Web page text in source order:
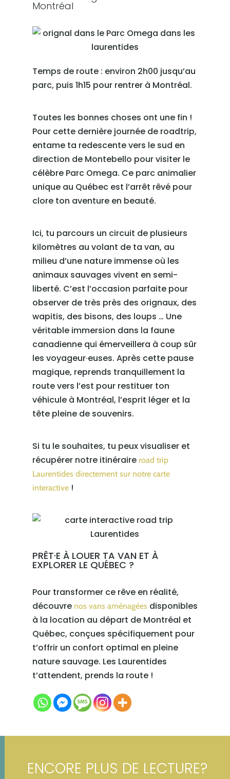
Montréal
Temps de route : environ 2h00 jusqu’au
parc, puis 1h15 pour rentrer à Montréal.
Toutes les bonnes choses ont une fin !
Pour cette dernière journée de roadtrip,
entame ta redescente vers le sud en
direction de Montebello pour visiter le
célèbre Parc Omega. Ce parc animalier
unique au Québec est l’arrêt rêvé pour
clore ton aventure en beauté.
Ici, tu parcours un circuit de plusieurs
kilomètres au volant de ta van, au
milieu d’une nature immense où les
animaux sauvages vivent en semi-
liberté. C’est l’occasion parfaite pour
observer de très près des orignaux, des
wapitis, des bisons, des loups … Une
véritable immersion dans la faune
canadienne qui émerveillera à coup sûr
les voyageur·euses. Après cette pause
magique, reprends tranquillement la
route vers l’est pour restituer ton
véhicule à Montréal, l’esprit léger et la
tête pleine de souvenirs.
Si tu le souhaites, tu peux visualiser et
récupérer notre itinéraire road trip
Laurentides directement sur notre carte
interactive!
PRÊT·E À LOUER TA VAN ET À
EXPLORER LE QUÉBEC ?
Pour transformer ce rêve en réalité,
découvre nos vans aménagéesdisponibles
à la location au départ de Montréal et
Québec, conçues spécifiquement pour
t’offrir un confort optimal en pleine
nature sauvage. Les Laurentides
t’attendent, prends la route !
ENCORE PLUS DE LECTURE?